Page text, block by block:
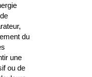
du
une
ou de